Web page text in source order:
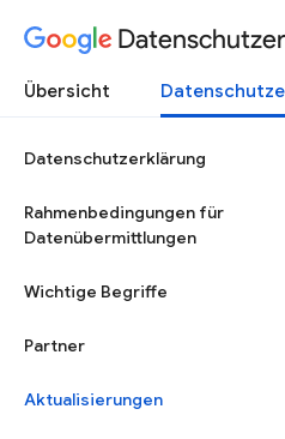
Übersicht
Datenschutzerklärung
Rahmenbedingungen für
Datenübermittlungen
Wichtige Begriffe
Partner
Aktualisierungen